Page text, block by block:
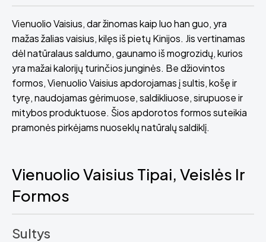
Vienuolio Vaisius, dar žinomas kaip luo han guo, yra
mažas žalias vaisius, kilęs iš pietų Kinijos. Jis vertinamas
dėl natūralaus saldumo, gaunamo iš mogrozidų, kurios
yra mažai kalorijų turinčios junginės. Be džiovintos
formos, Vienuolio Vaisius apdorojamas į sultis, košę ir
tyrę, naudojamas gėrimuose, saldikliuose, sirupuose ir
mitybos produktuose. Šios apdorotos formos suteikia
pramonės pirkėjams nuoseklų natūralų saldiklį.
Vienuolio Vaisius Tipai, Veislės Ir
Formos
Sultys